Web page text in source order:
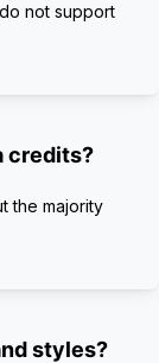
not support
credits?
the majority
styles?